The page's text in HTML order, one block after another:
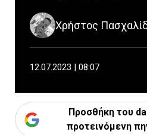
Χρήστος
12.07.2023 | 08:07
Προσθήκη του
προτεινόμενη